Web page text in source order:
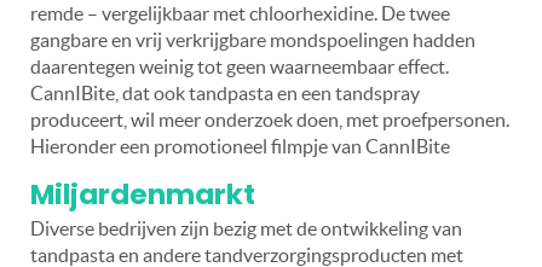
remde – vergelijkbaar met chloorhexidine. De twee
gangbare en vrij verkrijgbare mondspoelingen hadden
daarentegen weinig tot geen waarneembaar effect.
CannIBite, dat ook tandpasta en een tandspray
produceert, wil meer onderzoek doen, met proefpersonen.
Hieronder een promotioneel filmpje van CannIBite
Miljardenmarkt
Diverse bedrijven zijn bezig met de ontwikkeling van
tandpasta en andere tandverzorgingsproducten met